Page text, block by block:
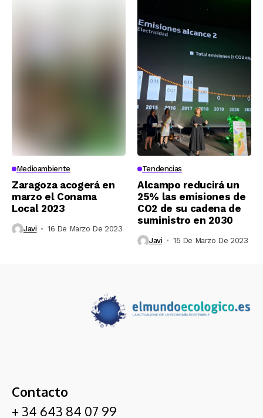
Medioambiente
Zaragoza acogerá en
marzo el Conama
Local 2023
Javi 16 De Marzo De 2023
Tendencias
Alcampo reducirá un
25% las emisiones de
CO2 de su cadena de
suministro en 2030
Javi 15 De Marzo De 2023
Contacto
+ 34 643 84 07 99